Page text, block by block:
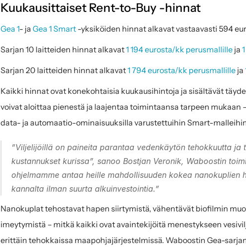
Kuukausittaiset Rent-to-Buy -hinnat
Gea 1- ja Gea 1 Smart -yksiköiden hinnat alkavat vastaavasti 594
Sarjan 10 laitteiden hinnat alkavat 1 194 eurosta/kk perusmallille ja
Sarjan 20 laitteiden hinnat alkavat 1 794 eurosta/kk perusmallille ja
Kaikki hinnat ovat konekohtaisia kuukausihintoja ja sisältävät
voivat aloittaa pienestä ja laajentaa toimintaansa tarpeen
data- ja automaatio-ominaisuuksilla varustettuihin Smart-
”Viljelijöillä on paineita parantaa vedenkäytön tehokkuutta ja
kustannukset kurissa”, sanoo Bostjan Veronik, Waboostin
ohjelmamme antaa heille mahdollisuuden kokea nanokuplien
kannalta ilman suurta alkuinvestointia.”
Nanokuplat tehostavat hapen siirtymistä, vähentävät biofilmin
imeytymistä – mitkä kaikki ovat avaintekijöitä menestykseen
erittäin tehokkaissa maapohjajärjestelmissä. Waboostin Gea-